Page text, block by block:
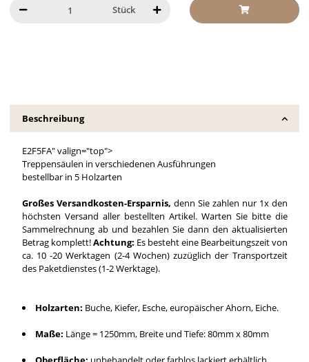
Stück
Beschreibung
E2F5FA" valign="top">
Treppensäulen in verschiedenen Ausführungen
bestellbar in 5 Holzarten
Großes Versandkosten-Ersparnis, denn Sie zahlen nur 1x den
höchsten Versand aller bestellten Artikel. Warten Sie bitte die
Sammelrechnung ab und bezahlen Sie dann den aktualisierten
Betrag komplett!Achtung: Es besteht eine Bearbeitungszeit von
ca. 10 -20 Werktagen (2-4 Wochen) zuzüglich der Transportzeit
des Paketdienstes (1-2 Werktage).
Holzarten: Buche, Kiefer, Esche, europäischer Ahorn, Eiche.
Maße: Länge = 1250mm, Breite und Tiefe: 80mm x 80mm